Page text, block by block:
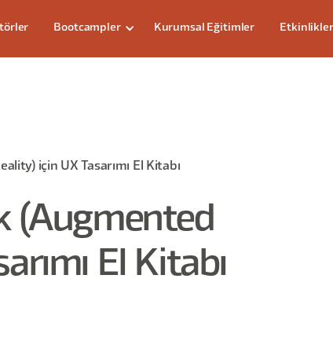
Bootcampler Kurumsal Eğitimler Etkinlikler
için UX Tasarımı El Kitabı
(Augmented
El Kitabı